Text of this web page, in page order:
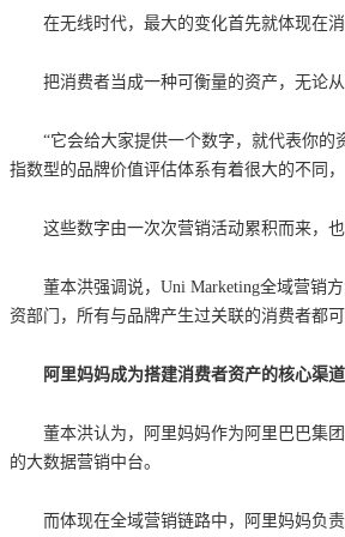
在无线时代，最大的变化首先就体现在
把消费者当成一种可衡量的资产，无论
“它会给大家提供一个数字，就代表你
指数型的品牌价值评估体系有着很大的不同
这些数字由一次次营销活动累积而来，
董本洪强调说，Uni Marketing全域营销
资部门，所有与品牌产生过关联的消费者都
阿里妈妈成为搭建消费者资产的核心渠道
董本洪认为，阿里妈妈作为阿里巴巴集
的大数据营销中台。
而体现在全域营销链路中，阿里妈妈负